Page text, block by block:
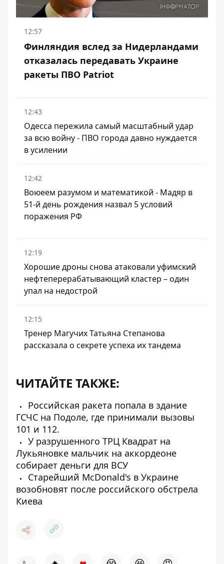
12:57
Финляндия вслед за Нидерландами
отказалась передавать Украине
ракеты ПВО Patriot
12:43
Одесса пережила самый масштабный удар
за всю войну - ПВО города давно нуждается
в усилении
12:42
Воюеем разумом и математикой - Мадяр в
51-й день рождения назвал 5 условий
поражения РФ
12:19
Хорошие дроны снова атаковали уфимский
нефтеперерабатывающий кластер – один
упал на недострой
12:15
Тренер Магучих Татьяна Степанова
рассказала о секрете успеха их тандема
ЧИТАЙТЕ ТАКЖЕ:
Российская ракета попала в здание
ГСЧС на Подоле, где принимали вызовы
101 и 112.
У разрушенного ТРЦ Квадрат на
Лукьяновке мальчик на аккордеоне
собирает деньги для ВСУ
Старейший McDonald's в Украине
возобновят после российского обстрела
Киева